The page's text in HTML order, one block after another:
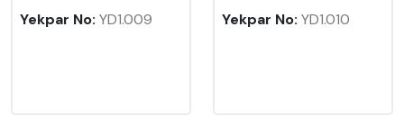
Yekpar No: YD1.009
Yekpar No: YD1.010